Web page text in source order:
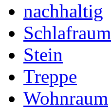
nachhaltig
Schlafraum
Stein
Treppe
Wohnraum